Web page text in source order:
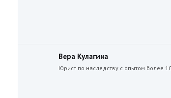
Вера Кулагина
Юрист по наследству с опытом более